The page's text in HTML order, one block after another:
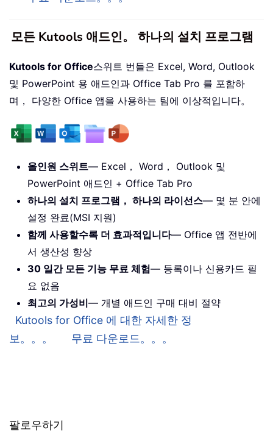
모든 Kutools 애드인。 하나의 설치 프로그램
Kutools for Office스위트 번들은 Excel, Word, Outlook
및 PowerPoint 용 애드인과 Office Tab Pro 를 포함하
며， 다양한 Office 앱을 사용하는 팀에 이상적입니다。
올인원 스위트— Excel， Word， Outlook 및
PowerPoint 애드인 + Office Tab Pro
하나의 설치 프로그램， 하나의 라이선스— 몇 분 안에
설정 완료(MSI 지원)
함께 사용할수록 더 효과적입니다— Office 앱 전반에
서 생산성 향상
30 일간 모든 기능 무료 체험— 등록이나 신용카드 필
요 없음
최고의 가성비— 개별 애드인 구매 대비 절약
Kutools for Office 에 대한 자세한 정
보。。。
무료 다운로드。。。
팔로우하기